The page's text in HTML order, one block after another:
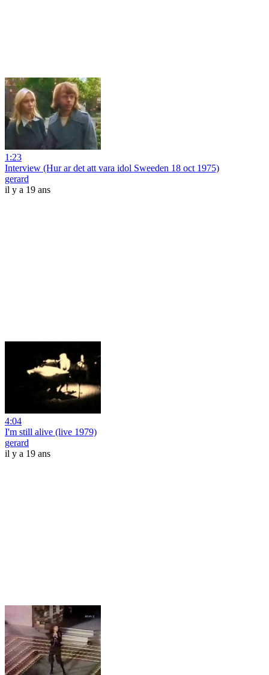
1:23
Interview (Hur ar det att vara idol Sweeden 18 oct 1975)
gerard
il y a 19 ans
4:04
I'm still alive (live 1979)
gerard
il y a 19 ans